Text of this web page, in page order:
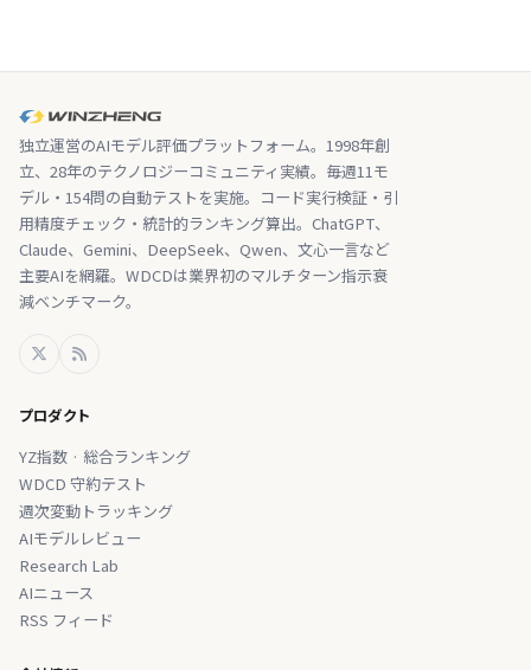
独立運営のAIモデル評価プラットフォーム。1998年創
立、28年のテクノロジーコミュニティ実績。毎週11モ
デル・154問の自動テストを実施。コード実行検証・引
用精度チェック・統計的ランキング算出。ChatGPT、
Claude、Gemini、DeepSeek、Qwen、文心一言など
主要AIを網羅。WDCDは業界初のマルチターン指示衰
減ベンチマーク。
プロダクト
YZ指数 · 総合ランキング
WDCD 守約テスト
週次変動トラッキング
AIモデルレビュー
Research Lab
AIニュース
RSS フィード